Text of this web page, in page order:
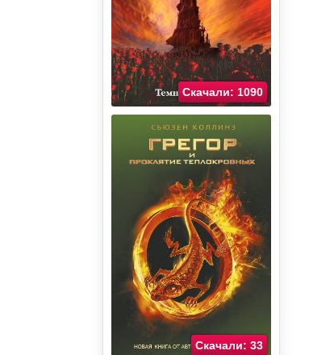
Скачали: 1090
Скачали: 33